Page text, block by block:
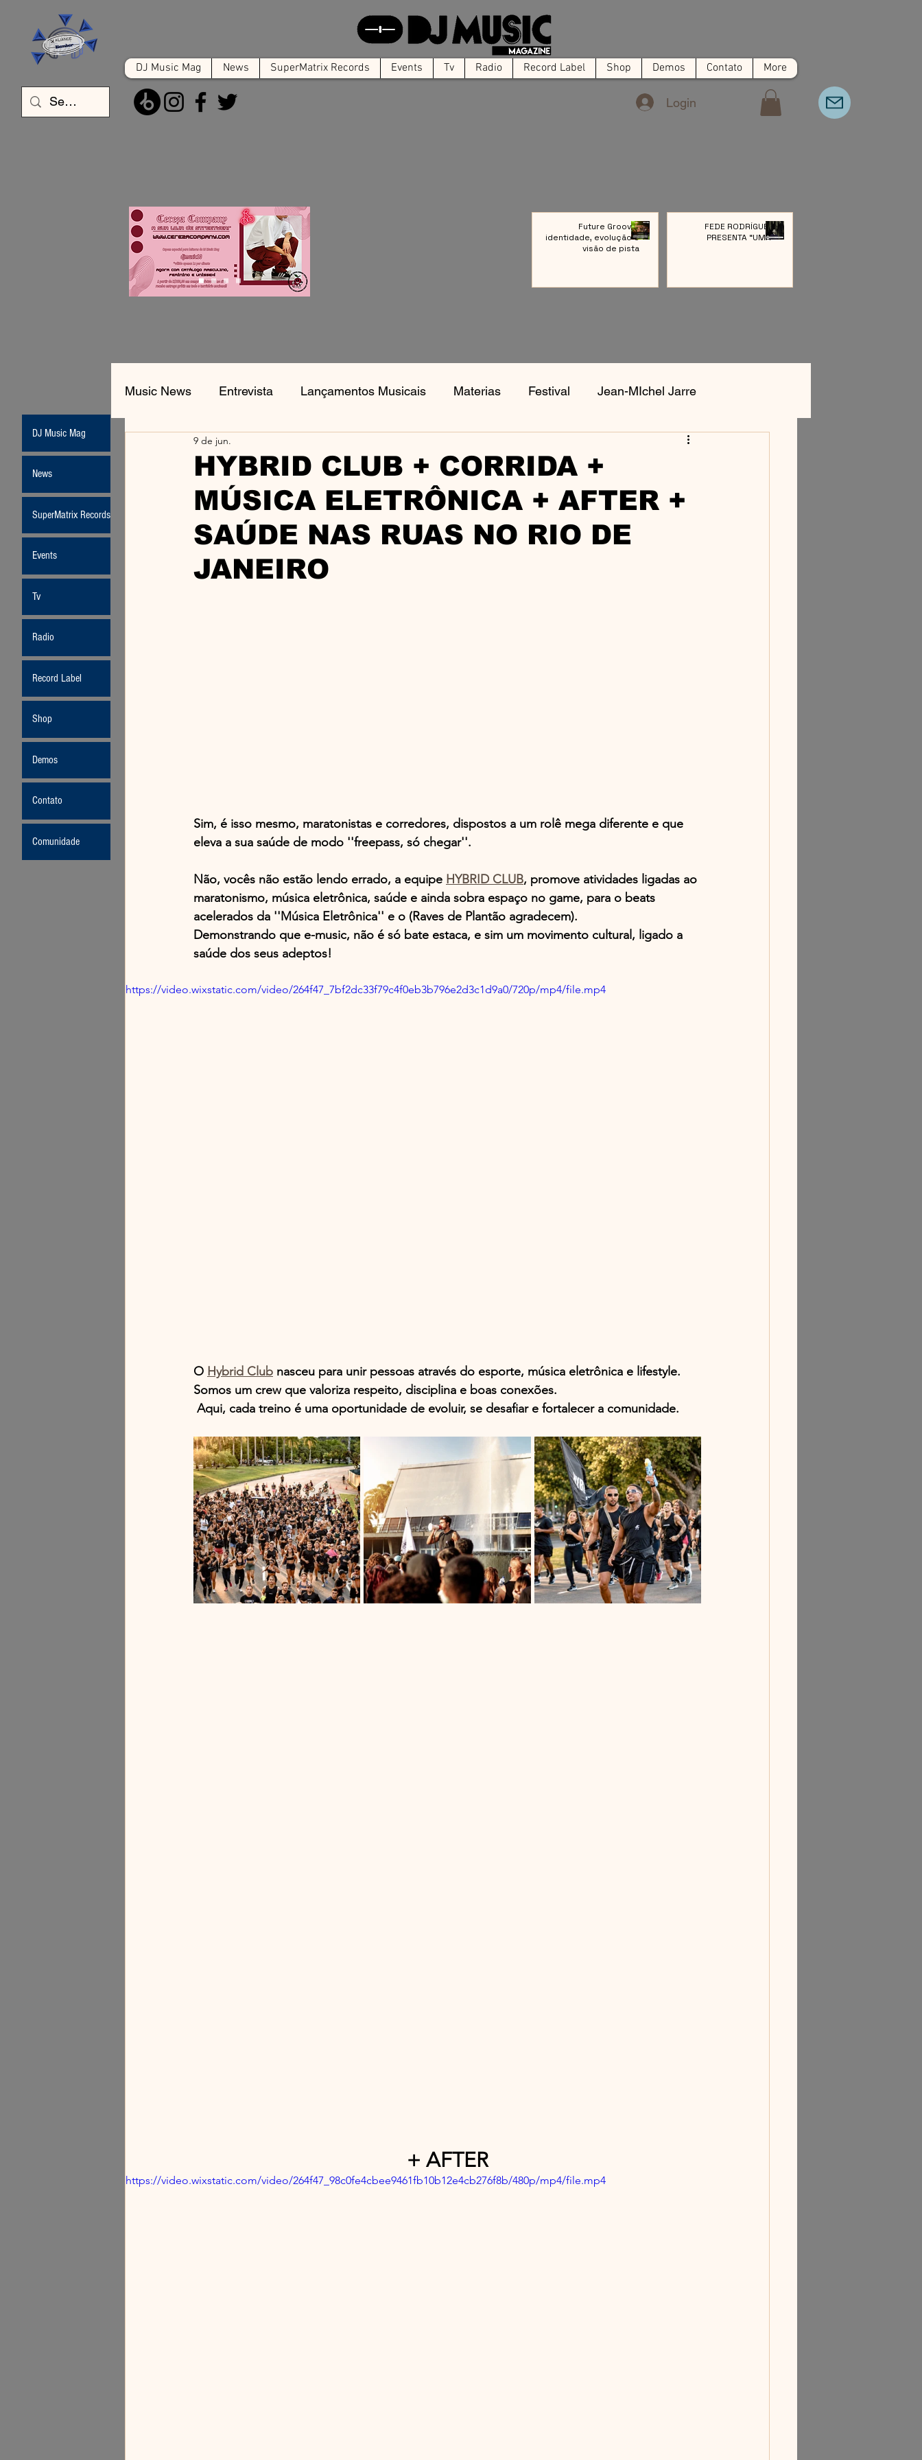
DJ Music Mag News SuperMatrix Records Events Tv Radio Record Label Shop Demos Contato More
Login
Music News Entrevista Lançamentos Musicais Materias Festival Jean-MIchel Jarre
Jean-Michel Jarre Aphex Twin
HYBRID CLUB + CORRIDA +
MÚSICA ELETRÔNICA + AFTER +
SAÚDE NAS RUAS NO RIO DE
JANEIRO
9 de jun.
Sim, é isso mesmo, maratonistas e corredores, dispostos a um rolê mega diferente e que
eleva a sua saúde de modo ''freepass, só chegar''.
Não, vocês não estão lendo errado, a equipe HYBRID CLUB, promove atividades ligadas ao
maratonismo, música eletrônica, saúde e ainda sobra espaço no game, para o beats
acelerados da ''Música Eletrônica'' e o (Raves de Plantão agradecem).
Demonstrando que e-music, não é só bate estaca, e sim um movimento cultural, ligado a
saúde dos seus adeptos!
https://video.wixstatic.com/video/264f47_7bf2dc33f79c4f0eb3b796e2d3c1d9a0/720p/mp4/file.mp4
O Hybrid Club nasceu para unir pessoas através do esporte, música eletrônica e lifestyle.
Somos um crew que valoriza respeito, disciplina e boas conexões.
Aqui, cada treino é uma oportunidade de evoluir, se desafiar e fortalecer a comunidade.
+ AFTER
https://video.wixstatic.com/video/264f47_98c0fe4cbee9461fb10b12e4cb276f8b/480p/mp4/file.mp4
DJ Music Mag
News
SuperMatrix Records
Events
Tv
Radio
Record Label
Shop
Demos
Contato
Comunidade
Future Groove:
identidade, evolução e
visão de pista
FEDE RODRÍGUEZ
PRESENTA “UMA”